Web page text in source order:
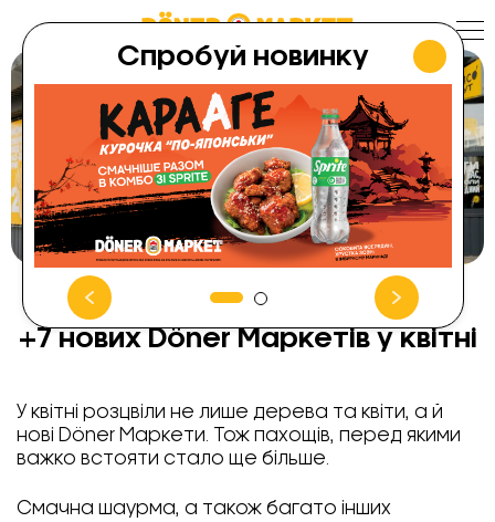
content
+7 нових Döner Маркетів у квітні
У квітні розцвіли не лише дерева та квіти, а й
нові Döner Маркети. Тож пахощів, перед якими
важко встояти стало ще більше.
Смачна шаурма, а також багато інших
Спробуй новинку